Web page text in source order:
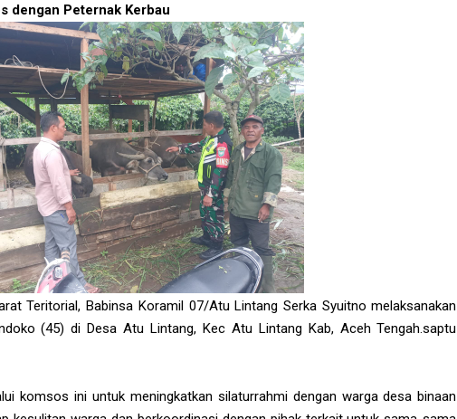
dengan Peternak Kerbau
Teritorial, Babinsa Koramil 07/Atu Lintang Serka Syuitno melaksanakan
(45) di Desa Atu Lintang, Kec Atu Lintang Kab, Aceh Tengah.saptu
komsos ini untuk meningkatkan silaturrahmi dengan warga desa binaan